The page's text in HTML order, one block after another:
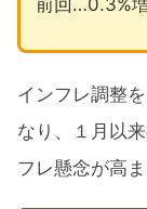
前回…0.3%
インフレ調整
なり、１月以
フレ懸念が高